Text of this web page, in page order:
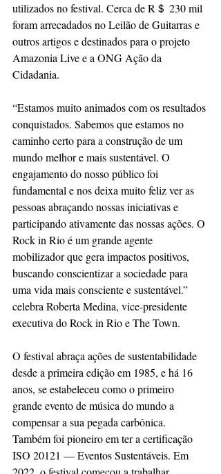
utilizados no festival. Cerca de R＄ 230 mil
foram arrecadados no Leilão de Guitarras e
outros artigos e destinados para o projeto
Amazonia Live e a ONG Ação da
Cidadania.
“Estamos muito animados com os resultados
conquistados. Sabemos que estamos no
caminho certo para a construção de um
mundo melhor e mais sustentável. O
engajamento do nosso público foi
fundamental e nos deixa muito feliz ver as
pessoas abraçando nossas iniciativas e
participando ativamente das nossas ações. O
Rock in Rio é um grande agente
mobilizador que gera impactos positivos,
buscando conscientizar a sociedade para
uma vida mais consciente e sustentável.”
celebra Roberta Medina, vice-presidente
executiva do Rock in Rio e The Town.
O festival abraça ações de sustentabilidade
desde a primeira edição em 1985, e há 16
anos, se estabeleceu como o primeiro
grande evento de música do mundo a
compensar a sua pegada carbônica.
Também foi pioneiro em ter a certificação
ISO 20121 — Eventos Sustentáveis. Em